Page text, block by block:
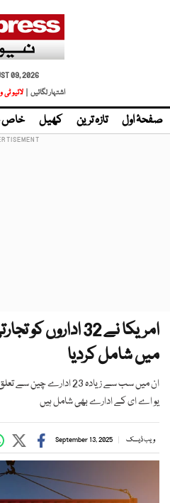
09, 2026
اشتہار لگائیں |
لائیو
صفحۂ اول تازہ ترین کھیل خاص
امریکا نے 32
میں شامل کردیا
ان میں سب سے زیادہ 23
یو اے ای کے ادارے بھی شامل ہیں
ویب ڈیسک September 13, 2025